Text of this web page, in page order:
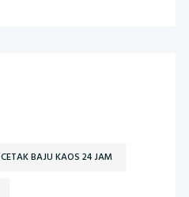
CETAK BAJU KAOS 24 JAM